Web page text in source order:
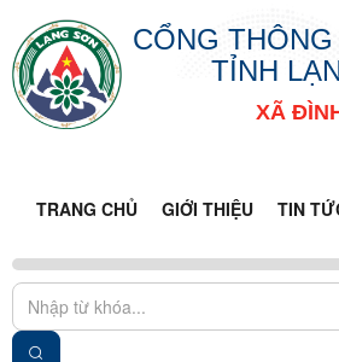
CỔNG
TỈNH
XÃ
TRANG CHỦ GIỚI THIỆU TIN